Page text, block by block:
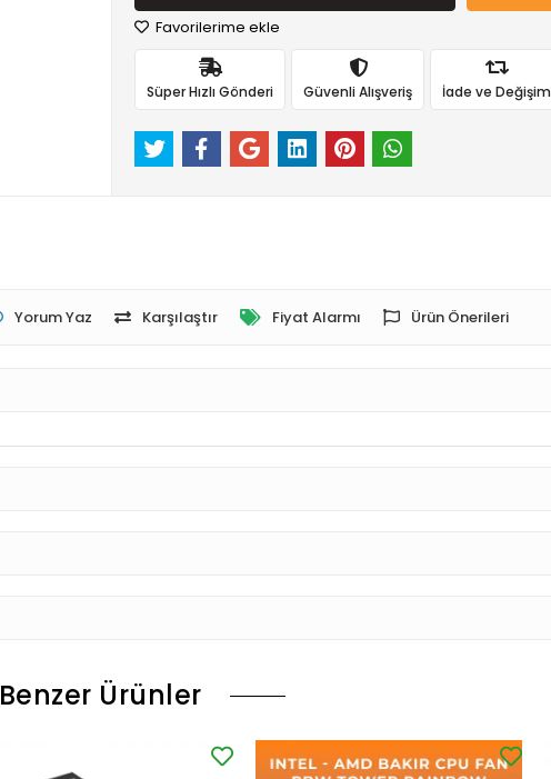
Favorilerime ekle
Süper Hızlı Gönderi Güvenli Alışveriş İade ve Değişim
Yorum Yaz Karşılaştır Fiyat Alarmı Ürün Önerileri
Benzer Ürünler